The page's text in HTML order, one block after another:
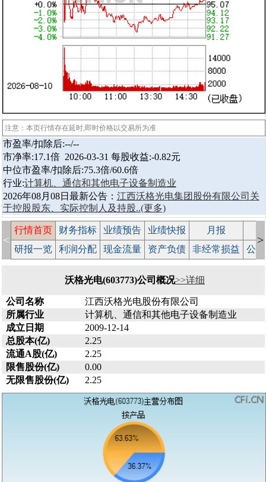
注意：本页行情存在延时,即时价格以交易所为准
市盈率/扣除后:--/--
市净率:17.1倍 2026-03-31 每股收益:-0.82元
中位市盈率/扣除后:75.3倍/60.6倍
行业:计算机、通信和其他电子设备制造业
2026年08月08日最新公告： 江西沃格光电集团股份有限公司关
于控股股东、实际控制人及持股..(更多)
<
行情首页 财务指标 业绩预告 业绩快报 月报
研报一览
利润分配 现金流量 资产负债 非经常损益 公
>
沃格光电(603773)公司概况>>详细
公司名称
江西沃格光电股份有限公司
所属行业
计算机、通信和其他电子设备制造业
成立日期
2009-12-14
总股本(亿)
2.25
流通A股(亿)
2.25
限售股份(亿)
0.00
无限售股份(亿)
2.25